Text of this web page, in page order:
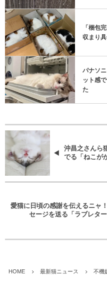
「梱包
収まり
パナソ
ット感
た
沖昌之さんら
でる「ねこが
愛猫に日頃の感謝を伝えるニャ
セージを送る「ラブレタ
HOME 最新猫ニュース 不機